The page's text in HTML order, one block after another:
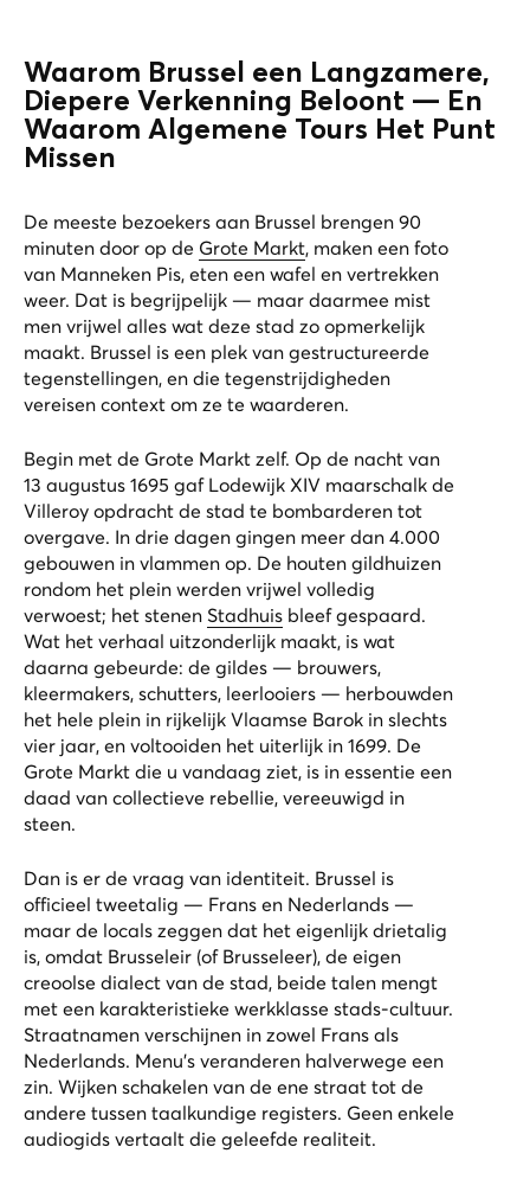
Waarom Brussel een Langzamere,
Diepere Verkenning Beloont — En
Waarom Algemene Tours Het Punt
Missen
De meeste bezoekers aan Brussel brengen 90
minuten door op de Grote Markt, maken een foto
van Manneken Pis, eten een wafel en vertrekken
weer. Dat is begrijpelijk — maar daarmee mist
men vrijwel alles wat deze stad zo opmerkelijk
maakt. Brussel is een plek van gestructureerde
tegenstellingen, en die tegenstrijdigheden
vereisen context om ze te waarderen.
Begin met de Grote Markt zelf. Op de nacht van
13 augustus 1695 gaf Lodewijk XIV maarschalk de
Villeroy opdracht de stad te bombarderen tot
overgave. In drie dagen gingen meer dan 4.000
gebouwen in vlammen op. De houten gildhuizen
rondom het plein werden vrijwel volledig
verwoest; het stenen Stadhuis bleef gespaard.
Wat het verhaal uitzonderlijk maakt, is wat
daarna gebeurde: de gildes — brouwers,
kleermakers, schutters, leerlooiers — herbouwden
het hele plein in rijkelijk Vlaamse Barok in slechts
vier jaar, en voltooiden het uiterlijk in 1699. De
Grote Markt die u vandaag ziet, is in essentie een
daad van collectieve rebellie, vereeuwigd in
steen.
Dan is er de vraag van identiteit. Brussel is
officieel tweetalig — Frans en Nederlands —
maar de locals zeggen dat het eigenlijk drietalig
is, omdat Brusseleir (of Brusseleer), de eigen
creoolse dialect van de stad, beide talen mengt
met een karakteristieke werkklasse stads-cultuur.
Straatnamen verschijnen in zowel Frans als
Nederlands. Menu's veranderen halverwege een
zin. Wijken schakelen van de ene straat tot de
andere tussen taalkundige registers. Geen enkele
audiogids vertaalt die geleefde realiteit.